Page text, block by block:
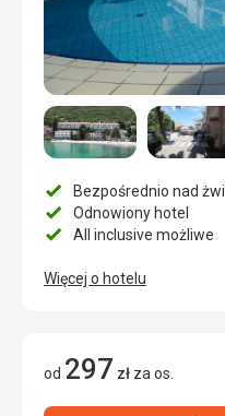
Bezpośrednio nad
Odnowiony hotel
All inclusive możliwe
Więcej o hotelu
od 297 zł za os.